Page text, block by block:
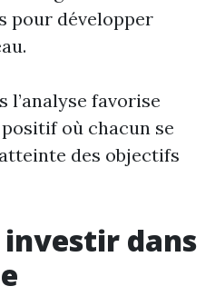
pour développer
l’analyse favorise
où chacun se
des objectifs
investir dans